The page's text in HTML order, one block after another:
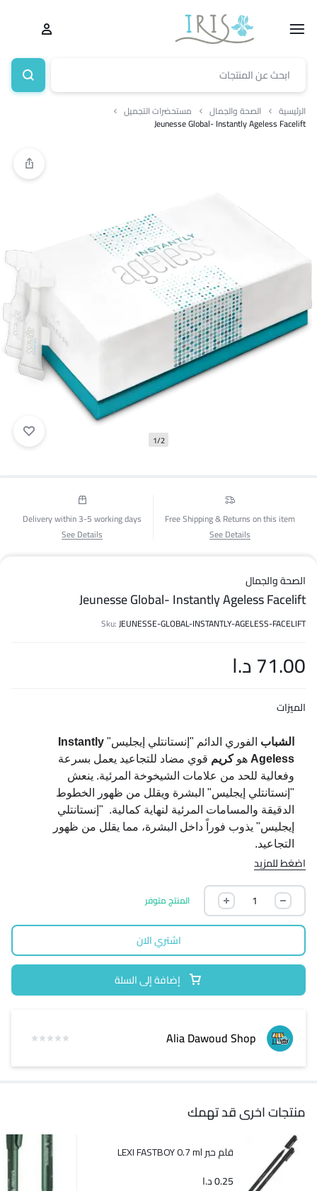
الرئيسية الصحة والجمال مستحضرات التجميل
Jeunesse Global- Instantly Ageless Facelift
1/2
Free Shipping & Returns on this item
See Details
Delivery within 3-5 working days
See Details
الصحة والجمال
Jeunesse Global- Instantly Ageless Facelift
Sku:JEUNESSE-GLOBAL-INSTANTLY-AGELESS-FACELIFT
71.00د.ا
الميزات
الشباب الفوري الدائم "إنستانتلي إيجليس" Instantly
Ageless هوكريم قوي مضاد للتجاعيد يعمل بسرعة
وفعالية للحد من علامات الشيخوخة المرئية. ينعش
"إنستانتلي إيجليس" البشرة ويقلل من ظهور الخطوط
الدقيقة والمسامات المرئية لنهاية كمالية. "إنستانتلي
إيجليس" يذوب فوراً داخل البشرة، مما يقلل من ظهور
التجاعيد.
هذا المنتج خلال 10 دقائق يعطي نتائج فعالة
اضغط للمزيد
المنتج متوفر
إضافة إلى السلة
اشتري الان
Alia Dawoud Shop
منتجات اخرى قد تهمك
قلم حبر LEXI FASTBOY 0.7 ml
0.25د.ا